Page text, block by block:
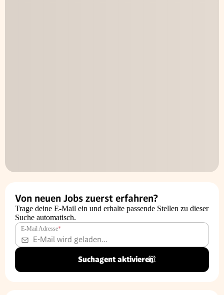
Von neuen Jobs zuerst erfahren?
Trage deine E-Mail ein und erhalte passende Stellen zu dieser
Suche automatisch.
E-Mail Adresse*
Suchagent aktivieren